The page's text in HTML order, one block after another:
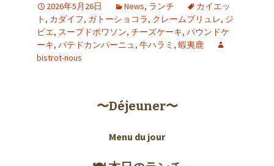
2026年5月26日 News, ランチ
カイエッ
ト , カダイフ, ガトーショコラ, クレームブリュレ, ジ
ビエ, スープドポワソン, チーズケーキ, パウンドケ
ーキ, パテドカンパーニュ, 牛ハラミ , 蝦夷鹿
bistrot-nous
〜Déjeuner〜
Menu du jour